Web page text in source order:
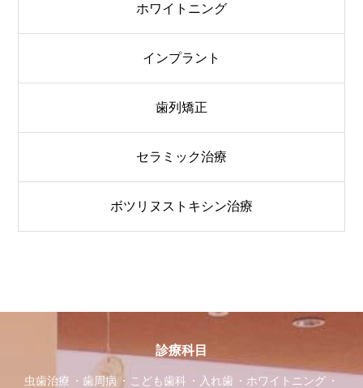
ホワイトニング
インプラント
歯列矯正
セラミック治療
ボツリヌストキシン治療
診療科目
虫歯治療 歯周病 こども歯科 入れ歯
ホワイトニング